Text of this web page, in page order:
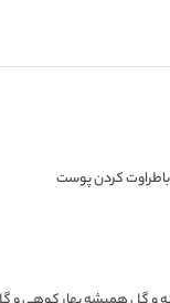
کردن پوست